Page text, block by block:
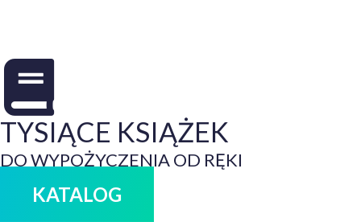
TYSIĄCE KSIĄŻEK
DO WYPOŻYCZENIA OD RĘKI
KATALOG